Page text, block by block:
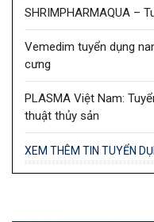
SHRIMPHARMAQUA –
Vemedim tuyển dụng
cưng
PLASMA Việt Nam:
thuật thủy sản
XEM THÊM TIN TUYỂN